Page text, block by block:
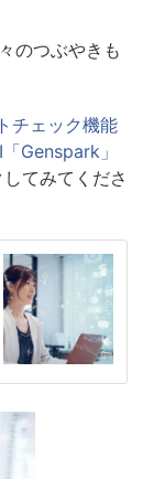
のつぶやきも
チェック機能
Genspark」
てみてくださ